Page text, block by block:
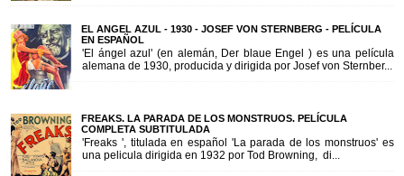
EL ANGEL AZUL - 1930 - JOSEF VON STERNBERG - PELÍCULA
EN ESPAÑOL
'El ángel azul' (en alemán, Der blaue Engel ) es una película
alemana de 1930, producida y dirigida por Josef von Sternber...
FREAKS. LA PARADA DE LOS MONSTRUOS. PELÍCULA
COMPLETA SUBTITULADA
'Freaks ', titulada en español 'La parada de los monstruos' es
una pelicula dirigida en 1932 por Tod Browning, di...